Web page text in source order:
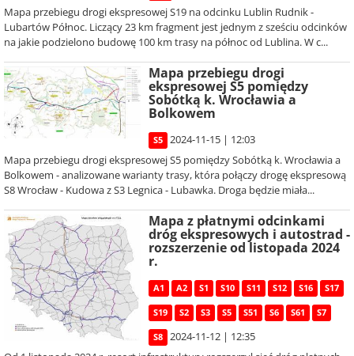
Mapa przebiegu drogi ekspresowej S19 na odcinku Lublin Rudnik -
Lubartów Północ. Liczący 23 km fragment jest jednym z sześciu odcinków
na jakie podzielono budowę 100 km trasy na północ od Lublina. W c...
Mapa przebiegu drogi
ekspresowej S5 pomiędzy
Sobótką k. Wrocławia a
Bolkowem
S5
2024-11-15 | 12:03
Mapa przebiegu drogi ekspresowej S5 pomiędzy Sobótką k. Wrocławia a
Bolkowem - analizowane warianty trasy, która połączy drogę ekspresową
S8 Wrocław - Kudowa z S3 Legnica - Lubawka. Droga będzie miała...
Mapa z płatnymi odcinkami
dróg ekspresowych i autostrad -
rozszerzenie od listopada 2024
r.
A1 A2 S1 S10 S11 S12 S16 S17
S19 S2 S3 S5 S51 S6 S61 S7
S8
2024-11-12 | 12:35